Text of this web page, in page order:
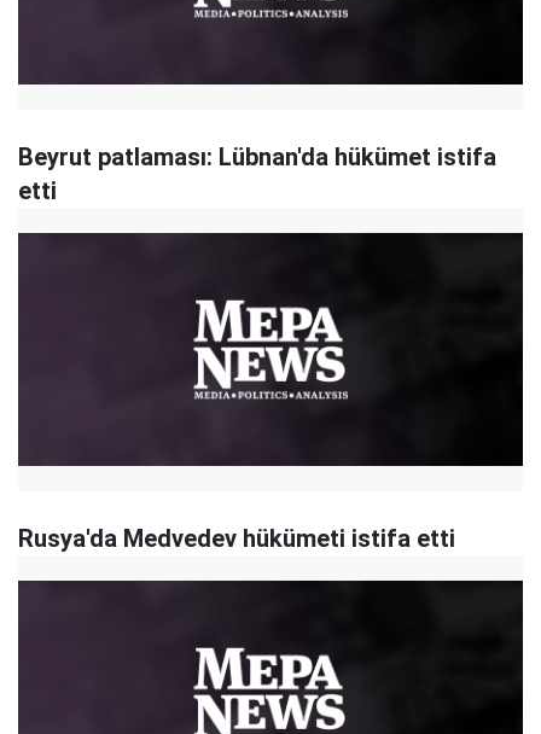
Beyrut patlaması: Lübnan'da hükümet istifa
etti
Rusya'da Medvedev hükümeti istifa etti